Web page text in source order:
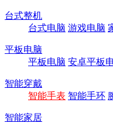
台式整机
台式电脑 游戏电脑
平板电脑
平板电脑 安卓平板
智能穿戴
智能手表 智能手环
智能家居